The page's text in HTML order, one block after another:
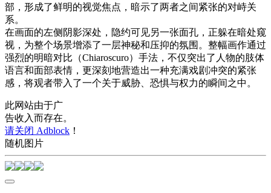
部，形成了鲜明的视觉焦点，暗示了两者之间紧张的对峙关
系。
在画面的左侧阴影深处，隐约可见另一张面孔，正躲在暗处窥
视，为整个场景增添了一层神秘和压抑的氛围。整幅画作通过
强烈的明暗对比（Chiaroscuro）手法，不仅突出了人物的肢体
语言和面部表情，更深刻地营造出一种充满戏剧冲突的紧张
感，将观者带入了一个关于威胁、恐惧与权力的瞬间之中。
此网站由于广
告收入而存在。
请关闭 Adblock ！
随机图片